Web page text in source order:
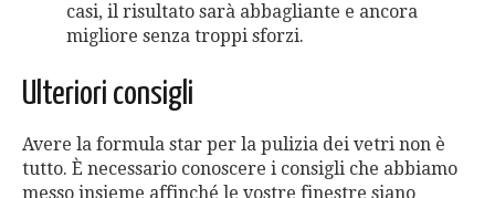
casi, il risultato sarà abbagliante e ancora
migliore senza troppi sforzi.
Ulteriori consigli
Avere la formula star per la pulizia dei vetri non è
tutto. È necessario conoscere i consigli che abbiamo
messo insieme affinché le vostre finestre siano